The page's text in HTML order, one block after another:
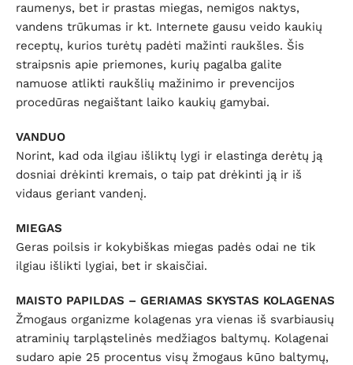
raumenys, bet ir prastas miegas, nemigos naktys,
vandens trūkumas ir kt. Internete gausu veido kaukių
receptų, kurios turėtų padėti mažinti raukšles. Šis
straipsnis apie priemones, kurių pagalba galite
namuose atlikti raukšlių mažinimo ir prevencijos
procedūras negaištant laiko kaukių gamybai.
VANDUO
Norint, kad oda ilgiau išliktų lygi ir elastinga derėtų ją
dosniai drėkinti kremais, o taip pat drėkinti ją ir iš
vidaus geriant vandenį.
MIEGAS
Geras poilsis ir kokybiškas miegas padės odai ne tik
ilgiau išlikti lygiai, bet ir skaisčiai.
MAISTO PAPILDAS – GERIAMAS SKYSTAS KOLAGENAS
Žmogaus organizme kolagenas yra vienas iš svarbiausių
atraminių tarpląstelinės medžiagos baltymų. Kolagenai
sudaro apie 25 procentus visų žmogaus kūno baltymų,